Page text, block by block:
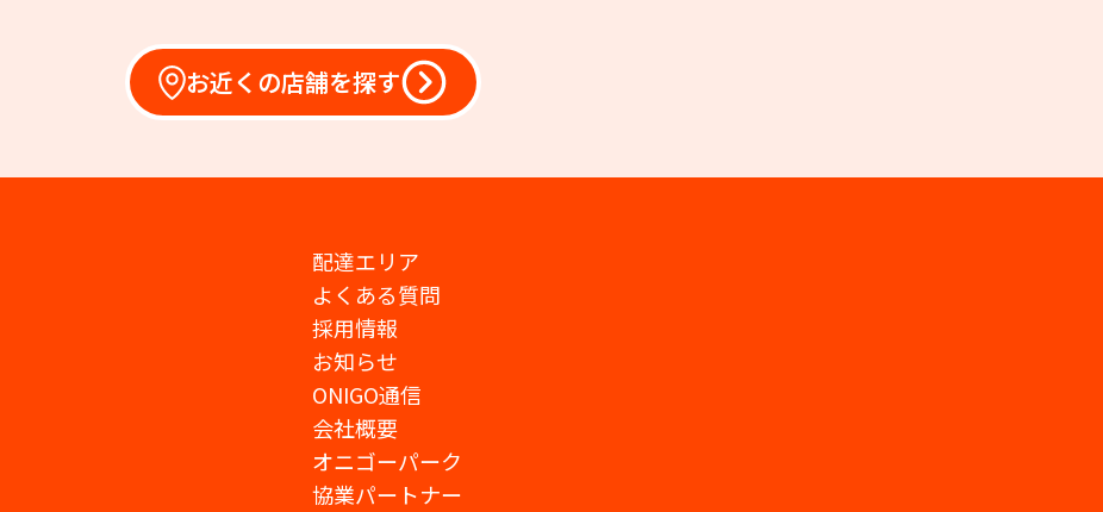
お近くの店舗を探す
配達エリア
よくある質問
採用情報
お知らせ
ONIGO通信
会社概要
オニゴーパーク
協業パートナー